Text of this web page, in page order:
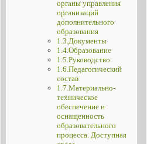
органы управления
организаций
дополнительного
образования
1.3.Документы
1.4.Образование
1.5.Руководство
1.6.Педагогический
состав
1.7.Материально-
техническое
обеспечение и
оснащенность
образовательного
процесса. Доступная